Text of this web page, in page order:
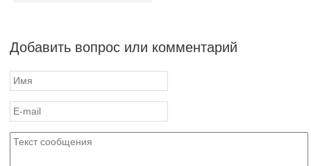
Добавить вопрос или комментарий